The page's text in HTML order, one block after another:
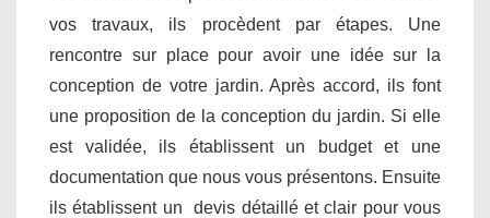
vos travaux, ils procèdent par étapes. Une
rencontre sur place pour avoir une idée sur la
conception de votre jardin. Après accord, ils font
une proposition de la conception du jardin. Si elle
est validée, ils établissent un budget et une
documentation que nous vous présentons. Ensuite
ils établissent un devis détaillé et clair pour vous